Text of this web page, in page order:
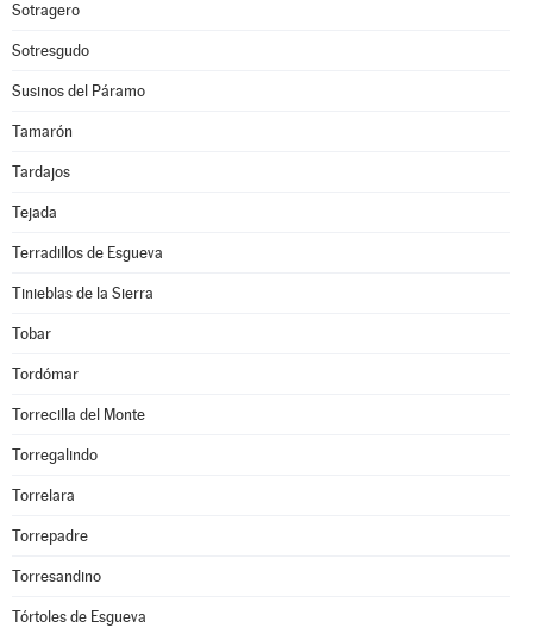
Sotragero
Sotresgudo
Susinos del Páramo
Tamarón
Tardajos
Tejada
Terradillos de Esgueva
Tinieblas de la Sierra
Tobar
Tordómar
Torrecilla del Monte
Torregalindo
Torrelara
Torrepadre
Torresandino
Tórtoles de Esgueva